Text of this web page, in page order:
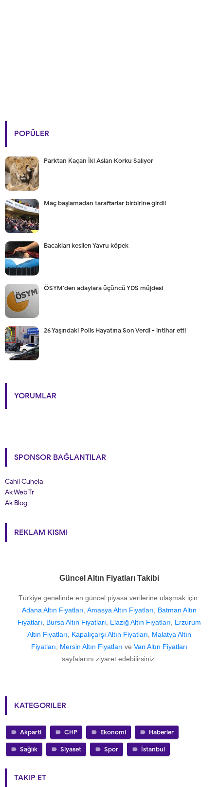
POPÜLER
Parktan Kaçan İki Aslan Korku Salıyor
Maç başlamadan taraftarlar birbirine girdi!
Bacakları kesilen Yavru köpek
ÖSYM'den adaylara üçüncü YDS müjdesi
26 Yaşındaki Polis Hayatına Son Verdi - intihar etti
YORUMLAR
SPONSOR BAĞLANTILAR
Cahil Cuhela
Ak Web Tr
Ak Blog
REKLAM KISMI
Güncel Altın Fiyatları Takibi
Türkiye genelinde en güncel piyasa verilerine ulaşmak için:
Adana Altın Fiyatları Amasya Altın Fiyatları
Batman Altın
Fiyatları
Bursa Altın Fiyatları Elazığ Altın Fiyatları
Erzurum
Altın Fiyatları
Kapalıçarşı Altın Fiyatları
Malatya Altın
Fiyatları
Mersin Altın Fiyatları ve Van Altın Fiyatları
sayfalarını ziyaret edebilirsiniz.
KATEGORILER
Akparti CHP Ekonomi Haberler
Sağlık Siyaset Spor İstanbul
TAKIP ET